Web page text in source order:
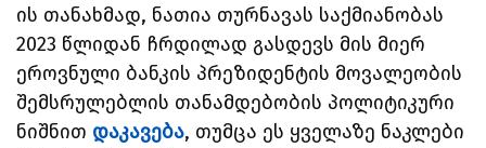
ის თანახმად, ნათია თურნავას საქმიანობას
2023 წლიდან ჩრდილად გასდევს მის მიერ
ეროვნული ბანკის პრეზიდენტის მოვალეობის
შემსრულებლის თანამდებობის პოლიტიკური
ნიშნით დაკავება, თუმცა ეს ყველაზე ნაკლები